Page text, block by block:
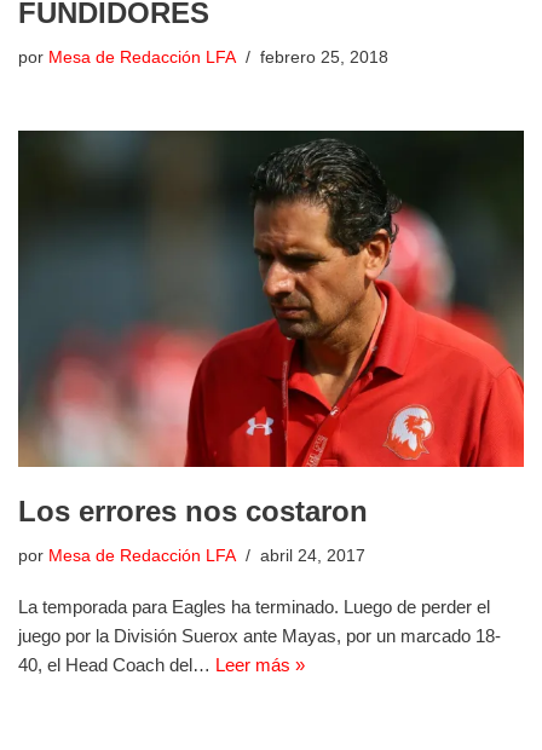
FUNDIDORES
por Mesa de Redacción LFA febrero 25, 2018
Los errores nos costaron
por Mesa de Redacción LFA abril 24, 2017
La temporada para Eagles ha terminado. Luego de perder el
juego por la División Suerox ante Mayas, por un marcado 18-
40, el Head Coach del… Leer más »